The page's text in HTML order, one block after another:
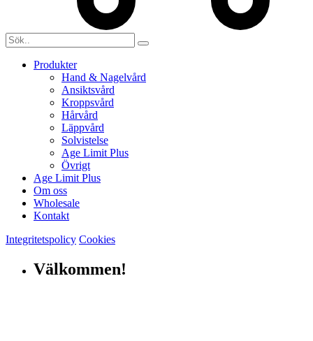
Produkter
Hand & Nagelvård
Ansiktsvård
Kroppsvård
Hårvård
Läppvård
Solvistelse
Age Limit Plus
Övrigt
Age Limit Plus
Om oss
Wholesale
Kontakt
Integritetspolicy Cookies
Välkommen!